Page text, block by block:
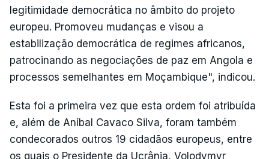
legitimidade democrática no âmbito do projeto
europeu. Promoveu mudanças e visou a
estabilização democrática de regimes africanos,
patrocinando as negociações de paz em Angola e
processos semelhantes em Moçambique", indicou.
Esta foi a primeira vez que esta ordem foi atribuída
e, além de Aníbal Cavaco Silva, foram também
condecorados outros 19 cidadãos europeus, entre
os quais o Presidente da Ucrânia, Volodymyr